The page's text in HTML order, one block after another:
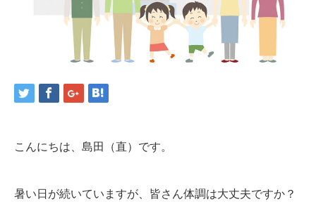
こんにちは、島田（直）です。
暑い日が続いていますが、皆さん体調は大丈夫ですか？